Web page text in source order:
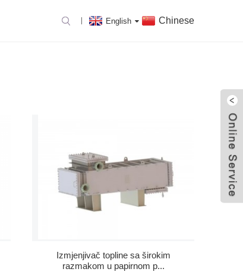
English Chinese
Izmjenjivač topline sa širokim
razmakom u papirnom p...